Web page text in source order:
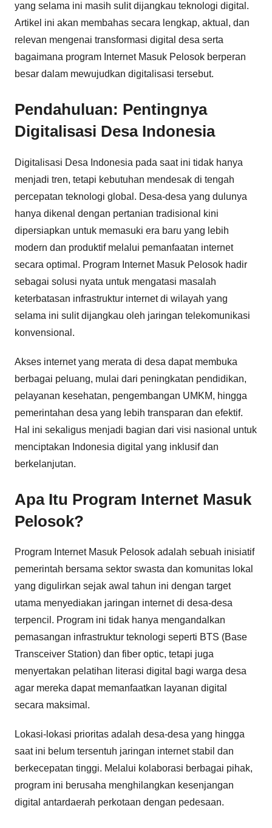
yang selama ini masih sulit dijangkau teknologi digital.
Artikel ini akan membahas secara lengkap, aktual, dan
relevan mengenai transformasi digital desa serta
bagaimana program Internet Masuk Pelosok berperan
besar dalam mewujudkan digitalisasi tersebut.
Pendahuluan: Pentingnya
Digitalisasi Desa Indonesia
Digitalisasi Desa Indonesia pada saat ini tidak hanya
menjadi tren, tetapi kebutuhan mendesak di tengah
percepatan teknologi global. Desa-desa yang dulunya
hanya dikenal dengan pertanian tradisional kini
dipersiapkan untuk memasuki era baru yang lebih
modern dan produktif melalui pemanfaatan internet
secara optimal. Program Internet Masuk Pelosok hadir
sebagai solusi nyata untuk mengatasi masalah
keterbatasan infrastruktur internet di wilayah yang
selama ini sulit dijangkau oleh jaringan telekomunikasi
konvensional.
Akses internet yang merata di desa dapat membuka
berbagai peluang, mulai dari peningkatan pendidikan,
pelayanan kesehatan, pengembangan UMKM, hingga
pemerintahan desa yang lebih transparan dan efektif.
Hal ini sekaligus menjadi bagian dari visi nasional untuk
menciptakan Indonesia digital yang inklusif dan
berkelanjutan.
Apa Itu Program Internet Masuk
Pelosok?
Program Internet Masuk Pelosok adalah sebuah inisiatif
pemerintah bersama sektor swasta dan komunitas lokal
yang digulirkan sejak awal tahun ini dengan target
utama menyediakan jaringan internet di desa-desa
terpencil. Program ini tidak hanya mengandalkan
pemasangan infrastruktur teknologi seperti BTS (Base
Transceiver Station) dan fiber optic, tetapi juga
menyertakan pelatihan literasi digital bagi warga desa
agar mereka dapat memanfaatkan layanan digital
secara maksimal.
Lokasi-lokasi prioritas adalah desa-desa yang hingga
saat ini belum tersentuh jaringan internet stabil dan
berkecepatan tinggi. Melalui kolaborasi berbagai pihak,
program ini berusaha menghilangkan kesenjangan
digital antardaerah perkotaan dengan pedesaan.